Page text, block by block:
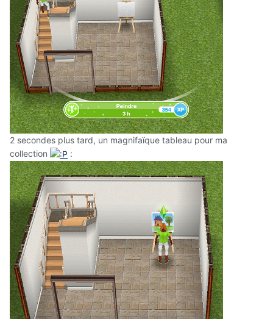
2 secondes plus tard, un magnifaïque tableau pour ma
collection
: